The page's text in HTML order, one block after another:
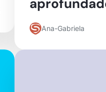
Ana-Gabriela